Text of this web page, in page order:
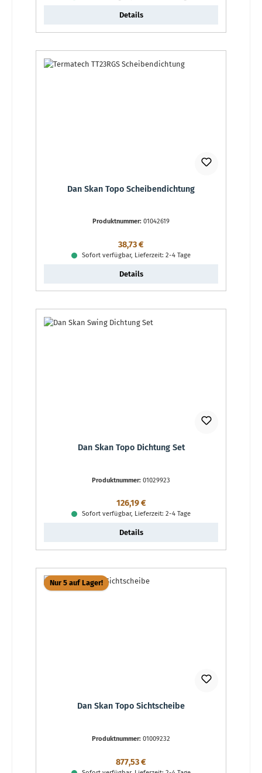
Details
Dan Skan Topo Scheibendichtung
Produktnummer: 01042619
Regulärer Preis:
38,73 €
Sofort verfügbar, Lieferzeit: 2-4 Tage
Details
Dan Skan Topo Dichtung Set
Produktnummer: 01029923
Regulärer Preis:
126,19 €
Sofort verfügbar, Lieferzeit: 2-4 Tage
Details
Nur 5 auf Lager!
Dan Skan Topo Sichtscheibe
Produktnummer: 01009232
Regulärer Preis:
877,53 €